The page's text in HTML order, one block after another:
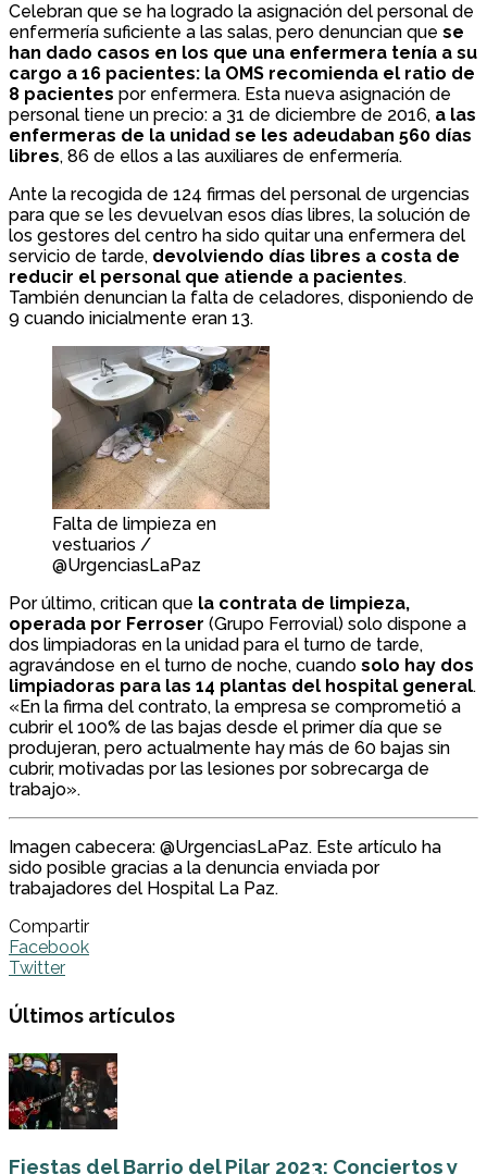
Celebran que se ha logrado la asignación del personal de
enfermería suficiente a las salas, pero denuncian que se
han dado casos en los que una enfermera tenía a su
cargo a 16 pacientes: la OMS recomienda el ratio de
8 pacientes por enfermera. Esta nueva asignación de
personal tiene un precio: a 31 de diciembre de 2016, a las
enfermeras de la unidad se les adeudaban 560 días
libres, 86 de ellos a las auxiliares de enfermería.
Ante la recogida de 124 firmas del personal de urgencias
para que se les devuelvan esos días libres, la solución de
los gestores del centro ha sido quitar una enfermera del
servicio de tarde, devolviendo días libres a costa de
reducir el personal que atiende a pacientes.
También denuncian la falta de celadores, disponiendo de
9 cuando inicialmente eran 13.
Falta de limpieza en
vestuarios /
@UrgenciasLaPaz
Por último, critican que la contrata de limpieza,
operada por Ferroser (Grupo Ferrovial) solo dispone a
dos limpiadoras en la unidad para el turno de tarde,
agravándose en el turno de noche, cuando solo hay dos
limpiadoras para las 14 plantas del hospital general.
«En la firma del contrato, la empresa se comprometió a
cubrir el 100% de las bajas desde el primer día que se
produjeran, pero actualmente hay más de 60 bajas sin
cubrir, motivadas por las lesiones por sobrecarga de
trabajo».
Imagen cabecera: @UrgenciasLaPaz. Este artículo ha
sido posible gracias a la denuncia enviada por
trabajadores del Hospital La Paz.
Compartir
Facebook
Twitter
Últimos artículos
Fiestas del Barrio del Pilar 2023: Conciertos y